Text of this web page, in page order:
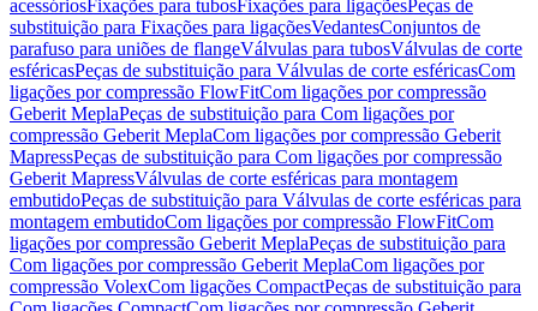
acessóriosFixações para tubosFixações para ligaçõesPeças de
substituição para Fixações para ligaçõesVedantesConjuntos de
parafuso para uniões de flangeVálvulas para tubosVálvulas de corte
esféricasPeças de substituição para Válvulas de corte esféricasCom
ligações por compressão FlowFitCom ligações por compressão
Geberit MeplaPeças de substituição para Com ligações por
compressão Geberit MeplaCom ligações por compressão Geberit
MapressPeças de substituição para Com ligações por compressão
Geberit MapressVálvulas de corte esféricas para montagem
embutidoPeças de substituição para Válvulas de corte esféricas para
montagem embutidoCom ligações por compressão FlowFitCom
ligações por compressão Geberit MeplaPeças de substituição para
Com ligações por compressão Geberit MeplaCom ligações por
compressão VolexCom ligações CompactPeças de substituição para